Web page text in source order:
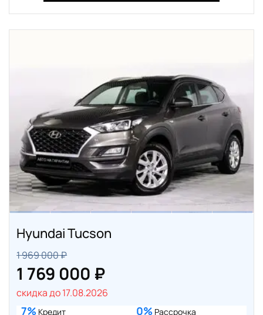
Hyundai Tucson
1 969 000 ₽
1 769 000 ₽
скидка до 17.08.2026
7% Кредит 0% Рассрочка